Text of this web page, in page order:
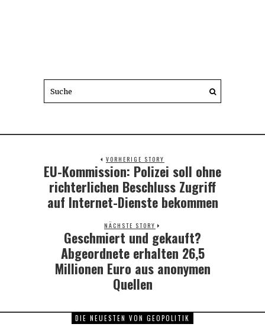
VORHERIGE STORY
Previous
post:
EU-Kommission: Polizei soll ohne
richterlichen Beschluss Zugriff
auf Internet-Dienste bekommen
NÄCHSTE STORY
Next
post:
Geschmiert und gekauft?
Abgeordnete erhalten 26,5
Millionen Euro aus anonymen
Quellen
DIE NEUESTEN VON GEOPOLITIK